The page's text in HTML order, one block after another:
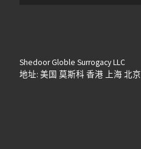
Shedoor Globle Surrogacy LLC
地址: 美国 莫斯科 香港 上海 北京